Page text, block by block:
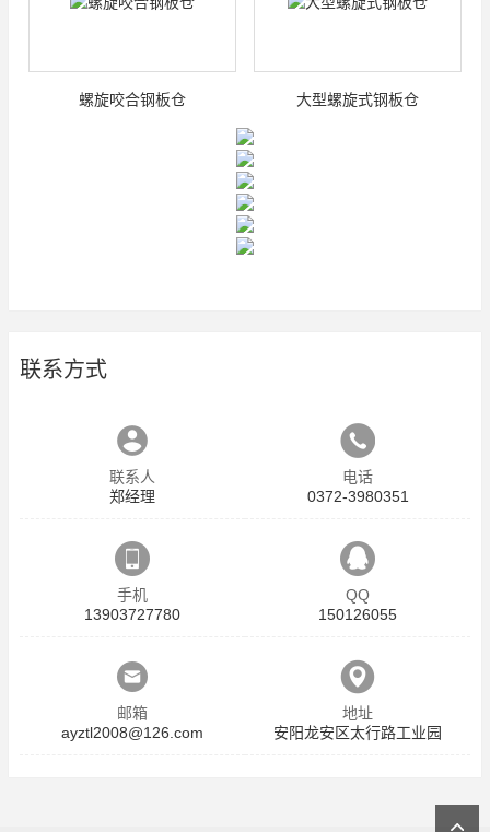
螺旋咬合钢板仓 大型螺旋式钢板仓
联系方式
联系人
郑经理
电话
0372-3980351
手机
13903727780
QQ
150126055
邮箱
ayztl2008@126.com
地址
安阳龙安区太行路工业园